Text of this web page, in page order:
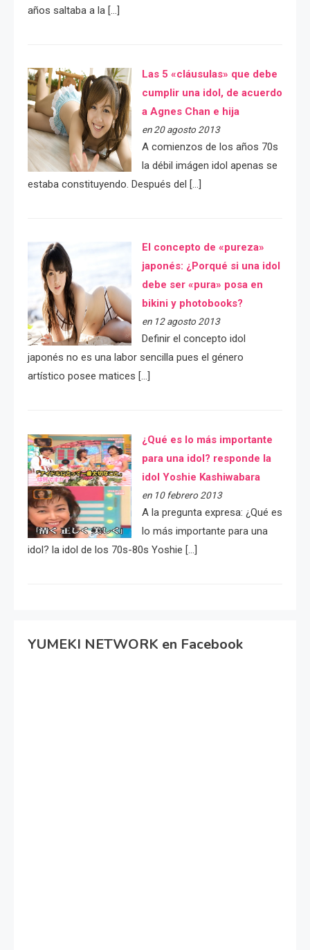
años saltaba a la […]
Las 5 «cláusulas» que debe
cumplir una idol, de acuerdo
a Agnes Chan e hija
en 20 agosto 2013
A comienzos de los años 70s
la débil imágen idol apenas se
estaba constituyendo. Después del […]
El concepto de «pureza»
japonés: ¿Porqué si una idol
debe ser «pura» posa en
bikini y photobooks?
en 12 agosto 2013
Definir el concepto idol
japonés no es una labor sencilla pues el género
artístico posee matices […]
¿Qué es lo más importante
para una idol? responde la
idol Yoshie Kashiwabara
en 10 febrero 2013
A la pregunta expresa: ¿Qué es
lo más importante para una
idol? la idol de los 70s-80s Yoshie […]
YUMEKI NETWORK en Facebook